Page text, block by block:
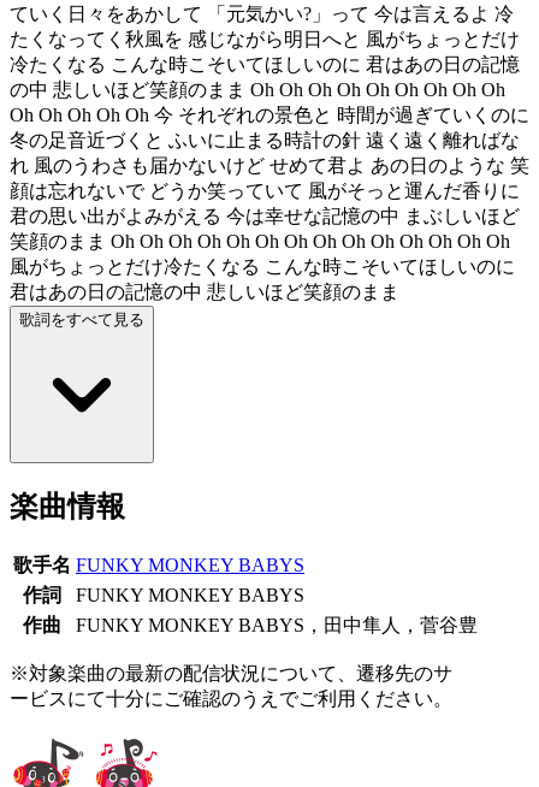
ていく日々をあかして 「元気かい?」って 今は言えるよ 冷
たくなってく秋風を 感じながら明日へと 風がちょっとだけ
冷たくなる こんな時こそいてほしいのに 君はあの日の記憶
の中 悲しいほど笑顔のまま Oh Oh Oh Oh Oh Oh Oh Oh Oh
Oh Oh Oh Oh Oh 今 それぞれの景色と 時間が過ぎていくのに
冬の足音近づくと ふいに止まる時計の針 遠く遠く離ればな
れ 風のうわさも届かないけど せめて君よ あの日のような 笑
顔は忘れないで どうか笑っていて 風がそっと運んだ香りに
君の思い出がよみがえる 今は幸せな記憶の中 まぶしいほど
笑顔のまま Oh Oh Oh Oh Oh Oh Oh Oh Oh Oh Oh Oh Oh Oh
風がちょっとだけ冷たくなる こんな時こそいてほしいのに
君はあの日の記憶の中 悲しいほど笑顔のまま
歌詞をすべて見る
楽曲情報
歌手名 FUNKY MONKEY BABYS
作詞
FUNKY MONKEY BABYS
作曲
FUNKY MONKEY BABYS，田中隼人，菅谷豊
※対象楽曲の最新の配信状況について、遷移先のサ
ービスにて十分にご確認のうえでご利用ください。